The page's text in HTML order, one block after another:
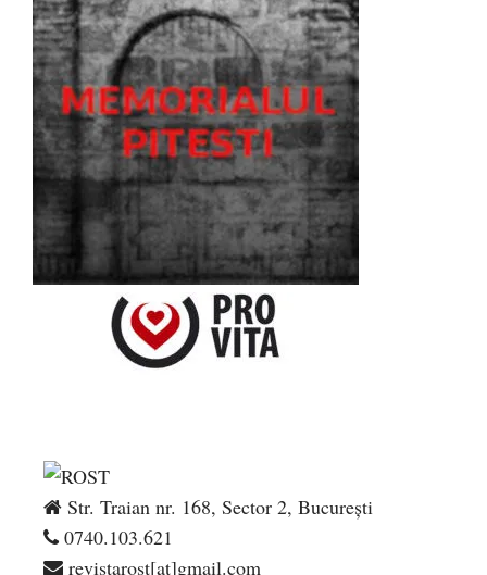
Str. Traian nr. 168, Sector 2, București
0740.103.621
revistarost[at]gmail.com